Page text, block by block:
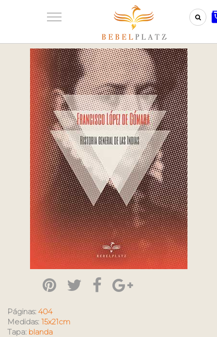
Páginas: 404
Medidas: 15x21cm
Tapa: blanda